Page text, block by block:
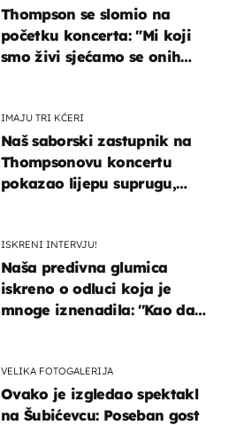
Thompson se slomio na
početku koncerta: "Mi koji
smo živi sjećamo se onih
IMAJU TRI KĆERI
Naš saborski zastupnik na
Thompsonovu koncertu
pokazao lijepu suprugu,
ISKRENI INTERVJU!
Naša predivna glumica
iskreno o odluci koja je
mnoge iznenadila: ''Kao da
VELIKA FOTOGALERIJA
Ovako je izgledao spektakl
na Šubićevcu: Poseban gost